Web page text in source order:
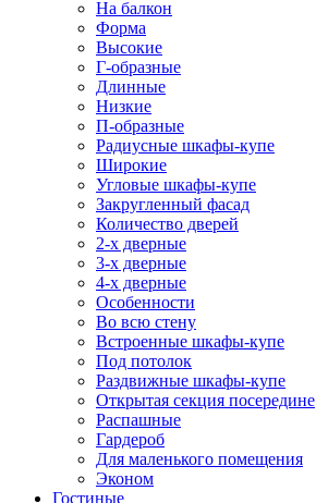
На балкон
Форма
Высокие
Г-образные
Длинные
Низкие
П-образные
Радиусные шкафы-купе
Широкие
Угловые шкафы-купе
Закругленный фасад
Количество дверей
2-х дверные
3-х дверные
4-х дверные
Особенности
Во всю стену
Встроенные шкафы-купе
Под потолок
Раздвижные шкафы-купе
Открытая секция посередине
Распашные
Гардероб
Для маленького помещения
Эконом
Гостиные